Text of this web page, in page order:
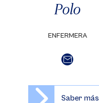
Polo
ENFERMERA
Saber más